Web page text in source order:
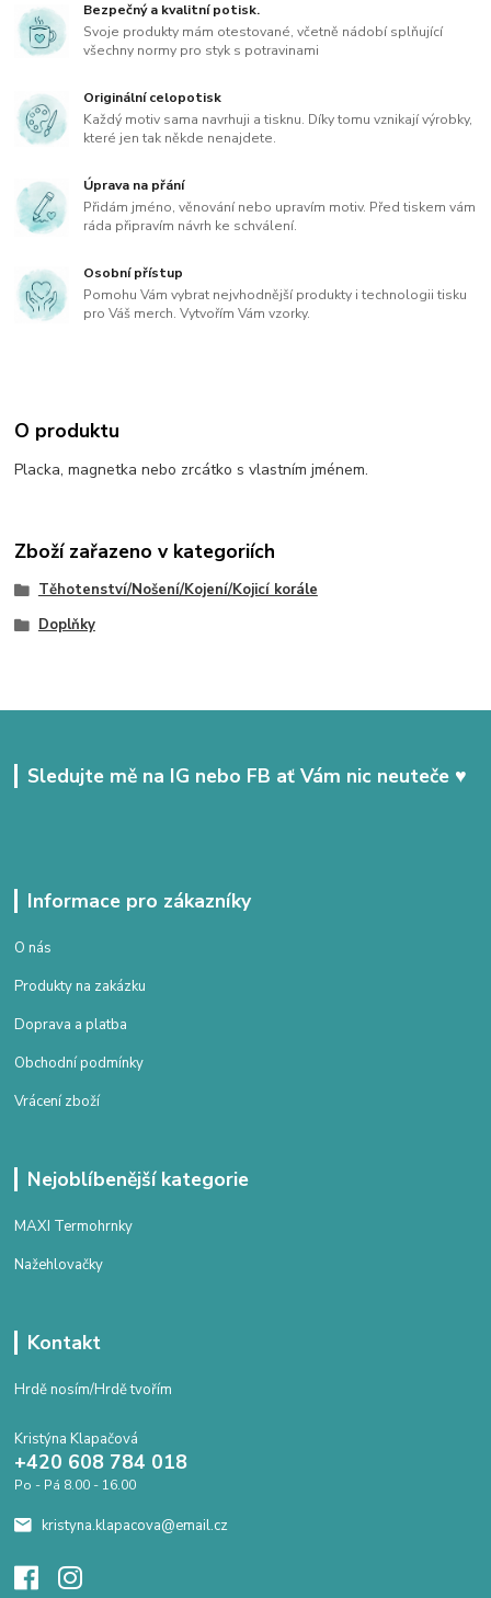
Bezpečný a kvalitní potisk.
Svoje produkty mám otestované, včetně nádobí splňující
všechny normy pro styk s potravinami
Originální celopotisk
Každý motiv sama navrhuji a tisknu. Díky tomu vznikají výrobky,
které jen tak někde nenajdete.
Úprava na přání
Přidám jméno, věnování nebo upravím motiv. Před tiskem vám
ráda připravím návrh ke schválení.
Osobní přístup
Pomohu Vám vybrat nejvhodnější produkty i technologii tisku
pro Váš merch. Vytvořím Vám vzorky.
O produktu
Placka, magnetka nebo zrcátko s vlastním jménem.
Zboží zařazeno v kategoriích
Těhotenství/Nošení/Kojení/Kojicí korále
Doplňky
Sledujte mě na IG nebo FB ať Vám nic neuteče ♥
Informace pro zákazníky
O nás
Produkty na zakázku
Doprava a platba
Obchodní podmínky
Vrácení zboží
Nejoblíbenější kategorie
MAXI Termohrnky
Nažehlovačky
Kontakt
Hrdě nosím/Hrdě tvořím
Kristýna Klapačová
+420 608 784 018
Po - Pá 8.00 - 16.00
kristyna.klapacova@email.cz